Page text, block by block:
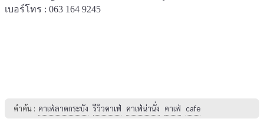
เบอร์โทร : 063 164 9245
คำค้น : คาเฟ่ลาดกระบัง รีวิวคาเฟ่ คาเฟ่น่านั่ง คาเฟ่ cafe